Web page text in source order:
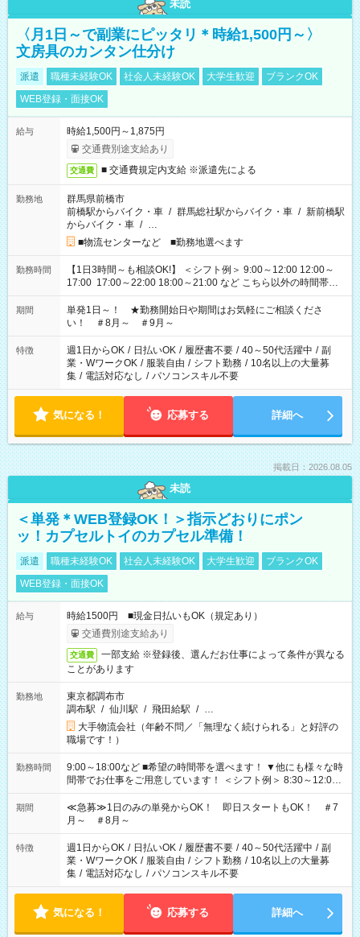
未読
〈月1日～で副業にピッタリ＊時給1,500円～〉
文房具のカンタン仕分け
派遣 職種未経験OK 社会人未経験OK 大学生歓迎
ブランクOK
WEB登録・面接OK
給与
時給1,500円～1,875円
交通費別途支給あり
交通費 ■ 交通費規定内支給 ※派遣先による
勤務地
群馬県前橋市
前橋駅からバイク・車 / 群馬総社駅からバイク・車 / 新前橋駅
からバイク・車 / …
■物流センターなど ■勤務地選べます
勤務時間
【1日3時間～も相談OK!】 ＜シフト例＞ 9:00～12:00 12:00～
17:00 17:00～22:00 18:00～21:00 など こちら以外の時間帯も
お気軽にご相談ください！
期間
単発1日～！ ★勤務開始日や期間はお気軽にご相談くださ
い！ ＃8月～ ＃9月～
特徴 週1日からOK / 日払いOK / 履歴書不要 / 40～50代活躍中 / 副
業・WワークOK / 服装自由 / シフト勤務 / 10名以上の大量募
集 / 電話対応なし / パソコンスキル不要
気になる！ 応募する 詳細へ
掲載日：2026.08.05
未読
＜単発＊WEB登録OK！＞指示どおりにポン
ッ！カプセルトイのカプセル準備！
派遣 職種未経験OK 社会人未経験OK 大学生歓迎
ブランクOK
WEB登録・面接OK
給与
時給1500円 ■現金日払いもOK（規定あり）
交通費別途支給あり
交通費
一部支給 ※登録後、選んだお仕事によって条件が異なる
ことがあります
勤務地
東京都調布市
調布駅 / 仙川駅 / 飛田給駅 / …
大手物流会社（年齢不問／「無理なく続けられる」と好評の
職場です！）
勤務時間
9:00～18:00など ■希望の時間帯を選べます！ ▼他にも様々な時
間帯でお仕事をご用意しています！ ＜シフト例＞ 8:30～12:00
17:00～22:00 13:00～22:00 22:00～翌6:00 など
期間
≪急募≫1日のみの単発からOK！ 即日スタートもOK！ ＃7
月～ ＃8月～
特徴 週1日からOK / 日払いOK / 履歴書不要 / 40～50代活躍中 / 副
業・WワークOK / 服装自由 / シフト勤務 / 10名以上の大量募
集 / 電話対応なし / パソコンスキル不要
気になる！ 応募する 詳細へ